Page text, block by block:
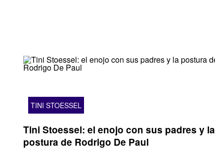
TINI STOESSEL
Tini Stoessel: el enojo con sus padres y la
postura de Rodrigo De Paul